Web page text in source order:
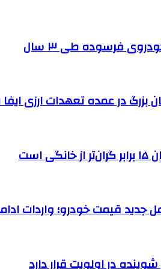
بزرگ در عمده تعهدات ارزی
است
جدید قیمت خودرو؛ واردات
در اولویت قرار دارد